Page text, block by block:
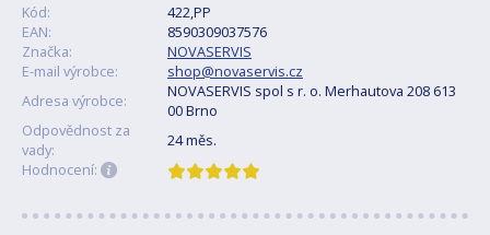
Kód:
422,PP
EAN:
8590309037576
Značka:
NOVASERVIS
E-mail výrobce:
shop@novaservis.cz
Adresa výrobce:
NOVASERVIS spol s r. o. Merhautova 208 613
00 Brno
Odpovědnost za
vady:
24 měs.
Hodnocení: